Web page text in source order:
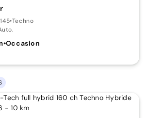
•Techno
•Occasion